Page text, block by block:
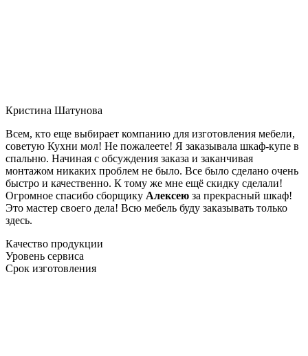
Кристина Шатунова
Всем, кто еще выбирает компанию для изготовления мебели,
советую Кухни мол! Не пожалеете! Я заказывала шкаф-купе в
спальню. Начиная с обсуждения заказа и заканчивая
монтажом никаких проблем не было. Все было сделано очень
быстро и качественно. К тому же мне ещё скидку сделали!
Огромное спасибо сборщику Алексею за прекрасный шкаф!
Это мастер своего дела! Всю мебель буду заказывать только
здесь.
Качество продукции
Уровень сервиса
Срок изготовления